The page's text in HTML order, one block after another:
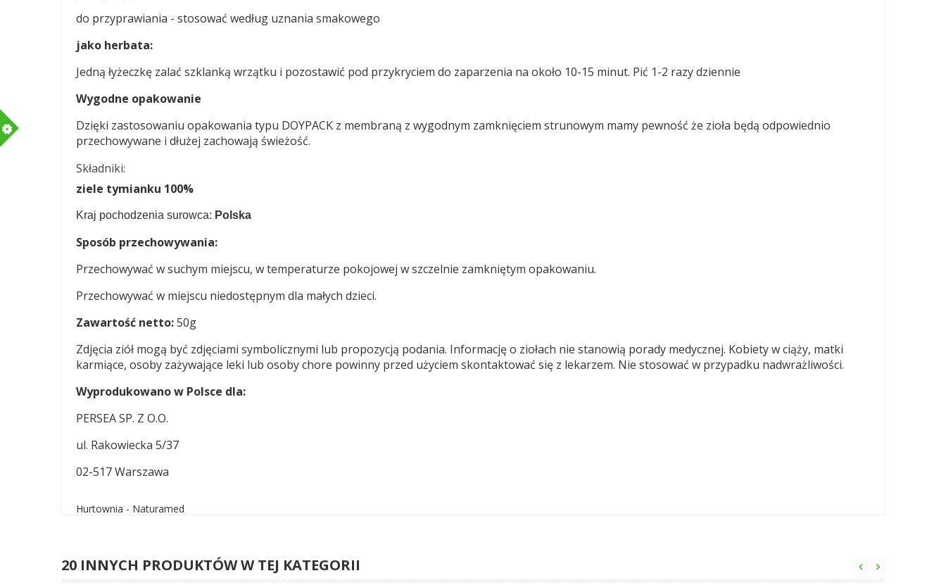
do przyprawiania - stosować według uznania smakowego
jako herbata:
Jedną łyżeczkę zalać szklanką wrzątku i pozostawić pod przykryciem do zaparzenia na około 10-15 minut. Pić 1-2 razy dziennie
Wygodne opakowanie
Dzięki zastosowaniu opakowania typu DOYPACK z membraną z wygodnym zamknięciem strunowym mamy pewność że zioła będą odpowiednio
przechowywane i dłużej zachowają świeżość.
Składniki:
ziele tymianku 100%
Kraj pochodzenia surowca: Polska
Sposób przechowywania:
Przechowywać w suchym miejscu, w temperaturze pokojowej w szczelnie zamkniętym opakowaniu.
Przechowywać w miejscu niedostępnym dla małych dzieci.
Zawartość netto:50g
Zdjęcia ziół mogą być zdjęciami symbolicznymi lub propozycją podania. Informację o ziołach nie stanowią porady medycznej. Kobiety w ciąży, matki
karmiące, osoby zażywające leki lub osoby chore powinny przed użyciem skontaktować się z lekarzem. Nie stosować w przypadku nadwrażliwości.
Wyprodukowano w Polsce dla:
PERSEA SP. Z O.O.
ul. Rakowiecka 5/37
02-517 Warszawa
Hurtownia - Naturamed
20 INNYCH PRODUKTÓW W TEJ KATEGORII